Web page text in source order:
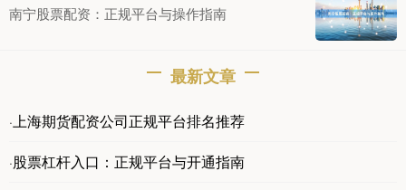
南宁股票配资：正规平台与操作指南
最新文章
·上海期货配资公司正规平台排名推荐
·股票杠杆入口：正规平台与开通指南